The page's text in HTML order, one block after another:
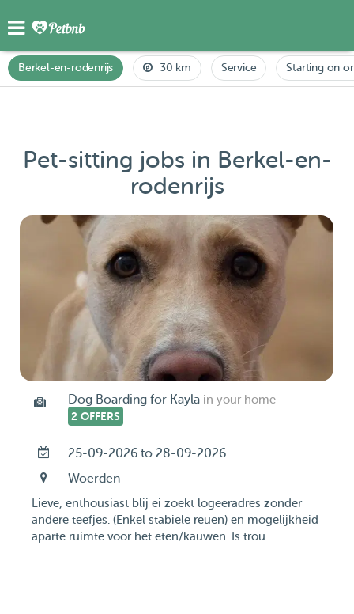
Berkel-en-rodenrijs 30 km Service Starting on
Pet-sitting jobs in Berkel-en-
rodenrijs
Dog Boarding for Kayla in your home
2 OFFERS
25-09-2026 to 28-09-2026
Woerden
Lieve, enthousiast blij ei zoekt logeeradres zonder
andere teefjes. (Enkel stabiele reuen) en mogelijkheid
aparte ruimte voor het eten/kauwen. Is trou...